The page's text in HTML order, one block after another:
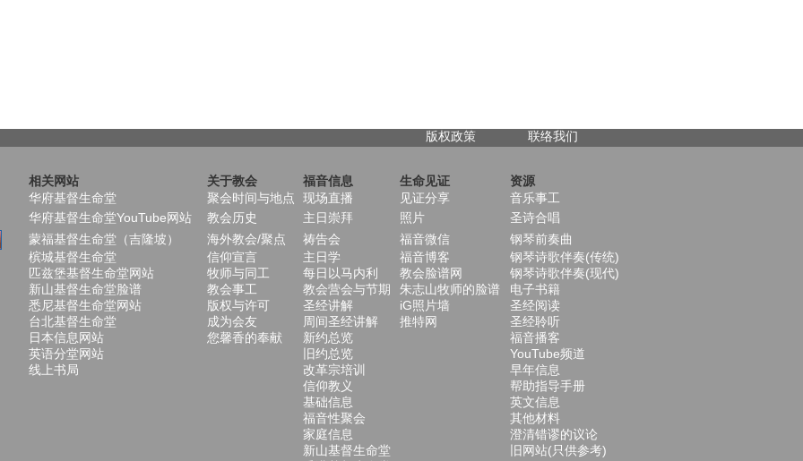
版权政策 联络我们
相关网站 关于教会 福音信息 生命见证
资源
华府基督生命堂
聚会时间与地点 现场直播 见证分享
音乐事工
华府基督生命堂YouTube网站
教会历史 主日崇拜 照片
圣诗合唱
蒙福基督生命堂（吉隆坡）
海外教会/聚点 祷告会 福音微信
钢琴前奏曲
槟城基督生命堂
信仰宣言 主日学 福音博客
钢琴诗歌伴奏(传统)
匹兹堡基督生命堂网站
牧师与同工 每日以马内利 教会脸谱网
钢琴诗歌伴奏(现代)
新山基督生命堂脸谱
教会事工 教会营会与节期 朱志山牧师的脸谱
电子书籍
悉尼基督生命堂网站
版权与许可 圣经讲解 iG照片墙
圣经阅读
台北基督生命堂
成为会友 周间圣经讲解 推特网
圣经聆听
日本信息网站
您馨香的奉献 新约总览
福音播客
英语分堂网站
旧约总览
YouTube频道
线上书局
改革宗培训
早年信息
信仰教义
帮助指导手册
基础信息
英文信息
福音性聚会
其他材料
家庭信息
澄清错谬的议论
新山基督生命堂
旧网站(只供参考)